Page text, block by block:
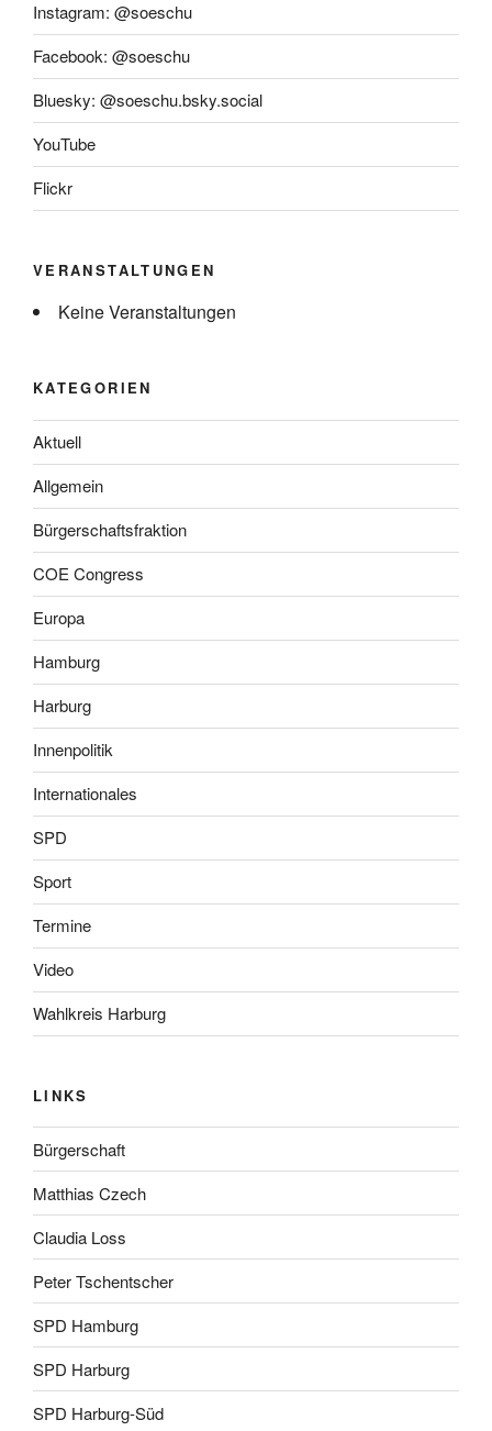
Instagram: @soeschu
Facebook: @soeschu
Bluesky: @soeschu.bsky.social
YouTube
Flickr
VERANSTALTUNGEN
Keine Veranstaltungen
KATEGORIEN
Aktuell
Allgemein
Bürgerschaftsfraktion
COE Congress
Europa
Hamburg
Harburg
Innenpolitik
Internationales
SPD
Sport
Termine
Video
Wahlkreis Harburg
LINKS
Bürgerschaft
Matthias Czech
Claudia Loss
Peter Tschentscher
SPD Hamburg
SPD Harburg
SPD Harburg-Süd